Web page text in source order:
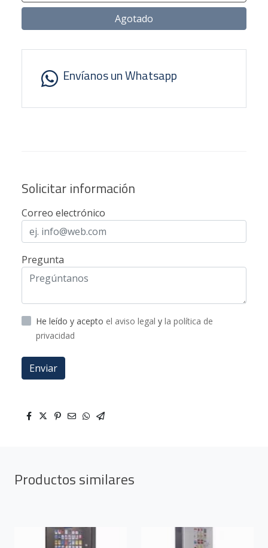
Agotado
Envíanos un Whatsapp
Solicitar información
Correo electrónico
Pregunta
He leído y acepto el aviso legal y la política de
privacidad
Enviar
Productos similares